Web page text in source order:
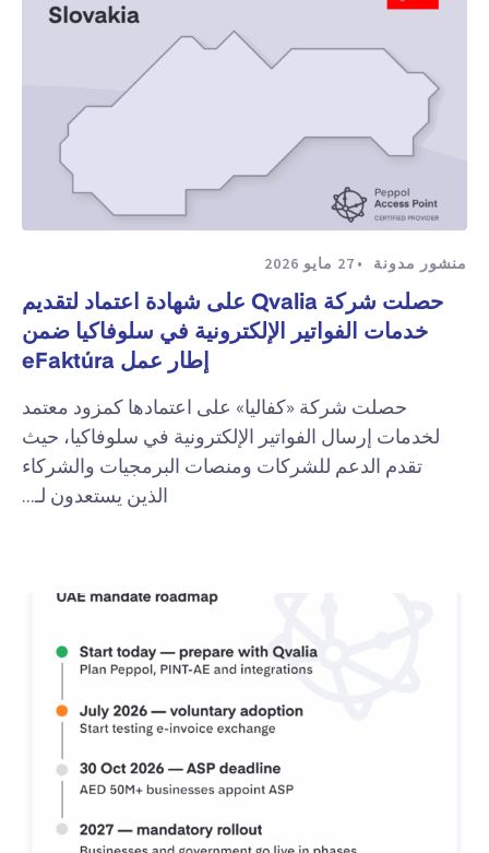
منشور مدونة 27 مايو 2026
حصلت شركة Qvalia على شهادة اعتماد لتقديم
خدمات الفواتير الإلكترونية في سلوفاكيا ضمن
إطار عمل eFaktúra
حصلت شركة «كفاليا» على اعتمادها كمزود معتمد
لخدمات إرسال الفواتير الإلكترونية في سلوفاكيا، حيث
تقدم الدعم للشركات ومنصات البرمجيات والشركاء
الذين يستعدون لـ...